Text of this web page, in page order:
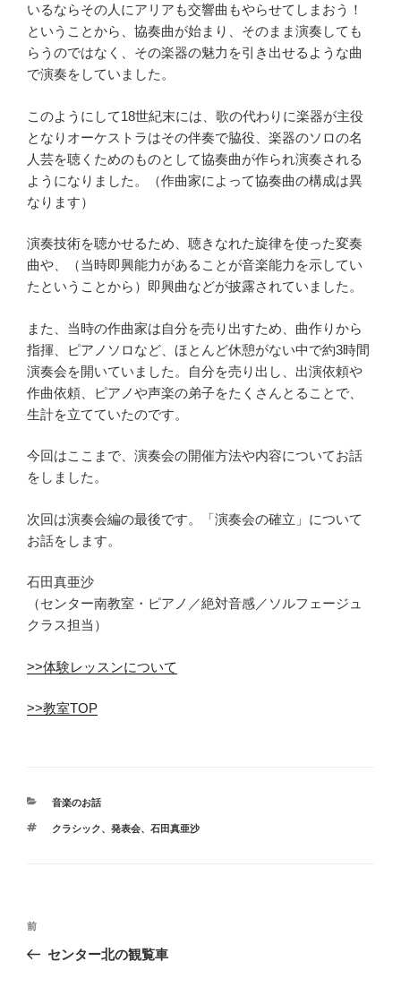
いるならその人にアリアも交響曲もやらせてしまおう！
ということから、協奏曲が始まり、そのまま演奏しても
らうのではなく、その楽器の魅力を引き出せるような曲
で演奏をしていました。
このようにして18世紀末には、歌の代わりに楽器が主役
となりオーケストラはその伴奏で脇役、楽器のソロの名
人芸を聴くためのものとして協奏曲が作られ演奏される
ようになりました。（作曲家によって協奏曲の構成は異
なります）
演奏技術を聴かせるため、聴きなれた旋律を使った変奏
曲や、（当時即興能力があることが音楽能力を示してい
たということから）即興曲などが披露されていました。
また、当時の作曲家は自分を売り出すため、曲作りから
指揮、ピアノソロなど、ほとんど休憩がない中で約3時間
演奏会を開いていました。自分を売り出し、出演依頼や
作曲依頼、ピアノや声楽の弟子をたくさんとることで、
生計を立てていたのです。
今回はここまで、演奏会の開催方法や内容についてお話
をしました。
次回は演奏会編の最後です。「演奏会の確立」について
お話をします。
石田真亜沙
（センター南教室・ピアノ／絶対音感／ソルフェージュ
クラス担当）
>>体験レッスンについて
>>教室TOP
カ
ゴ
音楽のお話
タ
クラシック、 発表会、 石田真亜沙
投
前
の
前
センター北の観覧車